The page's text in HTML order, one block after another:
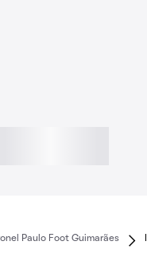
Paulo Foot Guimarães